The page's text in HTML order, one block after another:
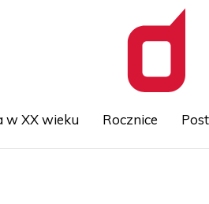
w XX wieku Rocznice